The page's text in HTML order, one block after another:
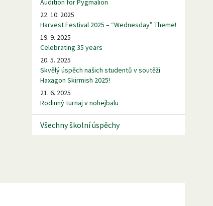
Audition for Pygmalion
22. 10. 2025
Harvest Festival 2025 – “Wednesday” Theme!
19. 9. 2025
Celebrating 35 years
20. 5. 2025
Skvělý úspěch našich studentů v soutěži
Haxagon Skirmish 2025!
21. 6. 2025
Rodinný turnaj v nohejbalu
Všechny školní úspěchy